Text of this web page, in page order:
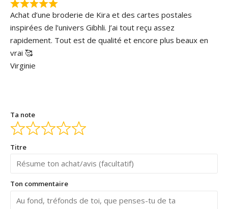
Achat d’une broderie de Kira et des cartes postales
inspirées de l’univers Gibhli. J’ai tout reçu assez
rapidement. Tout est de qualité et encore plus beaux en
vrai 🥰
Virginie
Ta note
Titre
Ton commentaire